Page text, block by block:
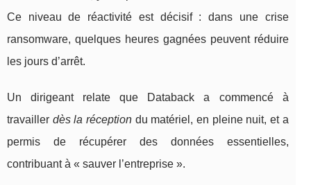
Ce niveau de réactivité est décisif : dans une crise
ransomware, quelques heures gagnées peuvent réduire
les jours d’arrêt.
Un dirigeant relate que Databack a commencé à
travailler dès la réception du matériel, en pleine nuit, et a
permis de récupérer des données essentielles,
contribuant à « sauver l’entreprise ».